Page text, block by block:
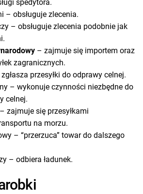
spedytora.
– obsługuje zlecenia.
– obsługuje zlecenia podobnie jak
– zajmuje się importem oraz
zagranicznych.
przesyłki do odprawy celnej.
– wykonuje czynności niezbędne do
celnej.
zajmuje się przesyłkami
na morzu.
– “przerzuca” towar do dalszego
– odbiera ładunek.